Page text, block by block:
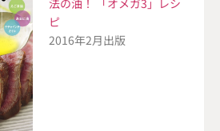
ピ
2016年2月出版